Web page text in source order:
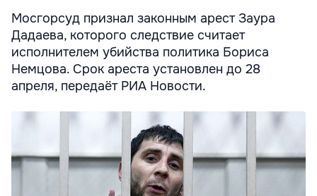
Мосгорсуд признал законным арест Заура
Дадаева, которого следствие считает
исполнителем убийства политика Бориса
Немцова. Срок ареста установлен до 28
апреля, передаёт РИА Новости.